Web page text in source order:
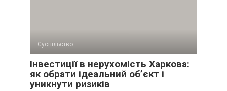
Суспільство
Інвестиції в нерухомість Харкова:
як обрати ідеальний об’єкт і
уникнути ризиків